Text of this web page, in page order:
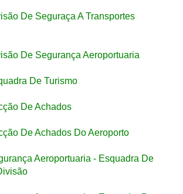
De Seguraça A Transportes
De Segurança Aeroportuaria
De Turismo
De Achados
De Achados Do Aeroporto
Aeroportuaria - Esquadra De